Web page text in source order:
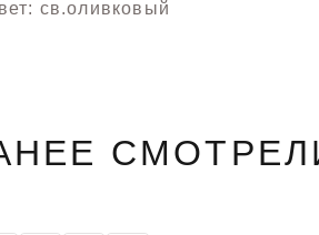
св.оливковый